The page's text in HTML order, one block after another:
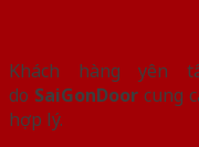
Khách hàng yên
do SaiGonDoor cung
hợp lý.